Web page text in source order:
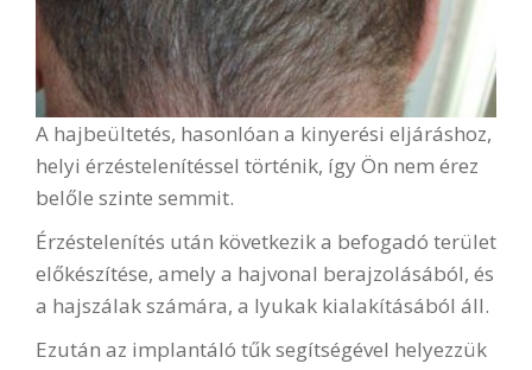
A hajbeültetés, hasonlóan a kinyerési eljáráshoz,
helyi érzéstelenítéssel történik, így Ön nem érez
belőle szinte semmit.
Érzéstelenítés után következik a befogadó terület
előkészítése, amely a hajvonal berajzolásából, és
a hajszálak számára, a lyukak kialakításából áll.
Ezután az implantáló tűk segítségével helyezzük